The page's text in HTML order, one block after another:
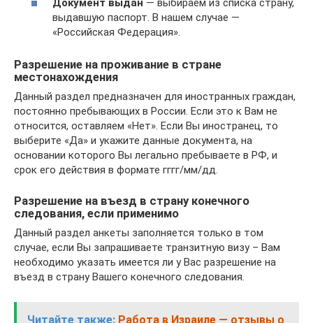
Документ выдан — выбираем из списка страну,
выдавшую паспорт. В нашем случае —
«Российская Федерация».
Разрешение на проживание в стране
местонахождения
Данный раздел предназначен для иностранных граждан,
постоянно пребывающих в России. Если это к Вам не
относится, оставляем «Нет». Если Вы иностранец, то
выберите «Да» и укажите данные документа, на
основании которого Вы легально пребываете в РФ, и
срок его действия в формате гггг/мм/дд.
Разрешение на въезд в страну конечного
следования, если применимо
Данный раздел анкеты заполняется только в том
случае, если Вы запрашиваете транзитную визу – Вам
необходимо указать имеется ли у Вас разрешение на
въезд в страну Вашего конечного следования.
Читайте также: Работа в Израиле — отзывы о